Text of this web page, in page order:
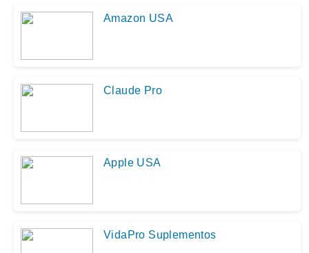
Amazon USA
Claude Pro
Apple USA
VidaPro Suplementos